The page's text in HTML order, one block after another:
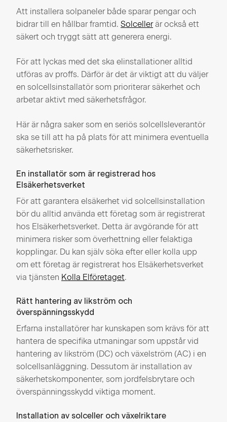
Att installera solpaneler både sparar pengar och
bidrar till en hållbar framtid. Solcellerär också ett
säkert och tryggt sätt att generera energi.
För att lyckas med det ska elinstallationer alltid
utföras av proffs. Därför är det är viktigt att du väljer
en solcellsinstallatör som prioriterar säkerhet och
arbetar aktivt med säkerhetsfrågor.
Här är några saker som en seriös solcellsleverantör
ska se till att ha på plats för att minimera eventuella
säkerhetsrisker.
En installatör som är registrerad hos
Elsäkerhetsverket
För att garantera elsäkerhet vid solcellsinstallation
bör du alltid använda ett företag som är registrerat
hos Elsäkerhetsverket. Detta är avgörande för att
minimera risker som överhettning eller felaktiga
kopplingar. Du kan själv söka efter eller kolla upp
om ett företag är registrerat hos Elsäkerhetsverket
via tjänsten Kolla Elföretaget.
Rätt hantering av likström och
överspänningsskydd
Erfarna installatörer har kunskapen som krävs för att
hantera de specifika utmaningar som uppstår vid
hantering av likström (DC) och växelström (AC) i en
solcellsanläggning. Dessutom är installation av
säkerhetskomponenter, som jordfelsbrytare och
överspänningsskydd viktiga moment.
Installation av solceller och växelriktare